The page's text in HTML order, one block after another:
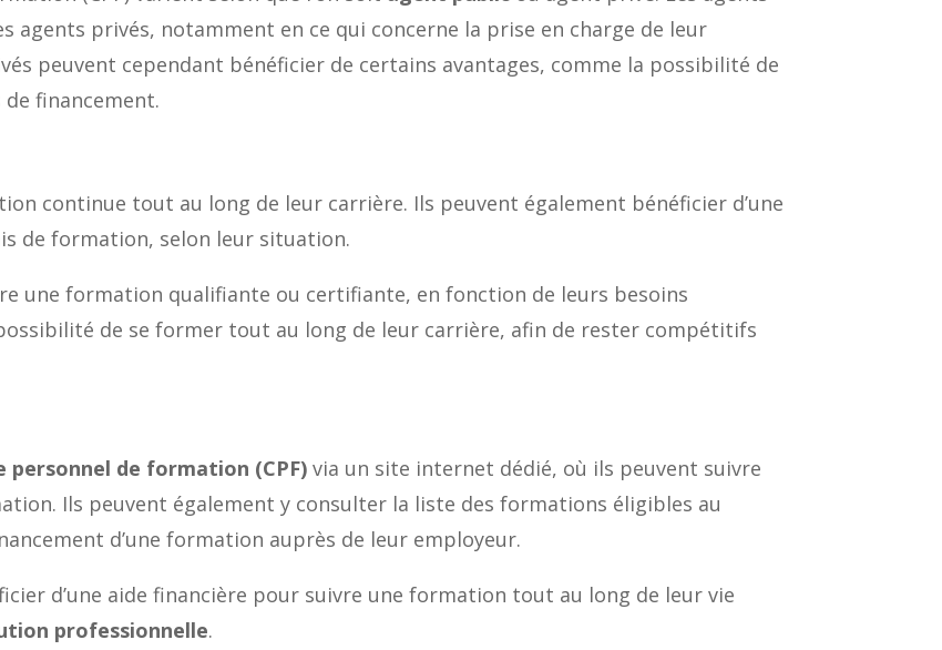
agents privés, notamment en ce qui concerne la prise en charge de leur
peuvent cependant bénéficier de certains avantages, comme la possibilité de
de financement.
continue tout au long de leur carrière. Ils peuvent également bénéficier d’une
de formation, selon leur situation.
une formation qualifiante ou certifiante, en fonction de leurs besoins
de se former tout au long de leur carrière, afin de rester compétitifs
personnel de formation (CPF) via un site internet dédié, où ils peuvent suivre
Ils peuvent également y consulter la liste des formations éligibles au
d’une formation auprès de leur employeur.
d’une aide financière pour suivre une formation tout au long de leur vie
professionnelle.